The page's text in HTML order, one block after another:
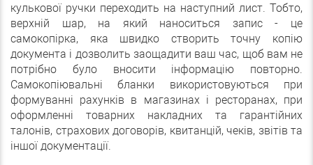
кулькової ручки переходить на наступний лист. Тобто,
верхній шар, на який наноситься запис - це
самокопірка, яка швидко створить точну копію
документа і дозволить заощадити ваш час, щоб вам не
потрібно було вносити інформацію повторно.
Самокопіювальні бланки використовуються при
формуванні рахунків в магазинах і ресторанах, при
оформленні товарних накладних та гарантійних
талонів, страхових договорів, квитанцій, чеків, звітів та
іншої документації.